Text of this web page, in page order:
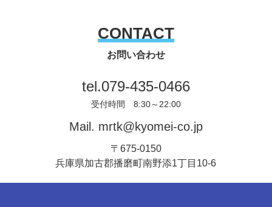
CONTACT
お問い合わせ
tel.079-435-0466
受付時間 8:30～22:00
Mail. mrtk@kyomei-co.jp
〒675-0150
兵庫県加古郡播磨町南野添1丁目10-6